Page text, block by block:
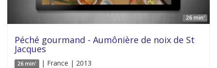
26 min'
Péché gourmand - Aumônière de noix de St
Jacques
26 min' | France | 2013